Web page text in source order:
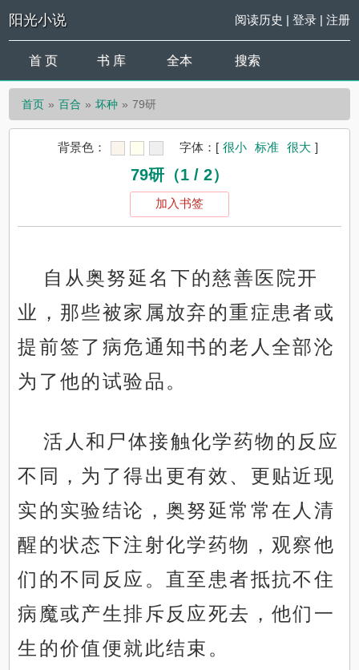
阳光小说 阅读历史 | 登录| 注册
首 页 书 库 全本 搜索
首页 百合 坏种 79研
背景色： 字体： [ 很小 标准 很大 ]
79研（1 / 2）
加入书签
自从奥努延名下的慈善医院开
业，那些被家属放弃的重症患者或
提前签了病危通知书的老人全部沦
为了他的试验品。
活人和尸体接触化学药物的反应
不同，为了得出更有效、更贴近现
实的实验结论，奥努延常常在人清
醒的状态下注射化学药物，观察他
们的不同反应。直至患者抵抗不住
病魔或产生排斥反应死去，他们一
生的价值便就此结束。